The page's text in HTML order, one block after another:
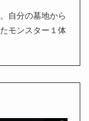
自分の墓地から
モンスター１体